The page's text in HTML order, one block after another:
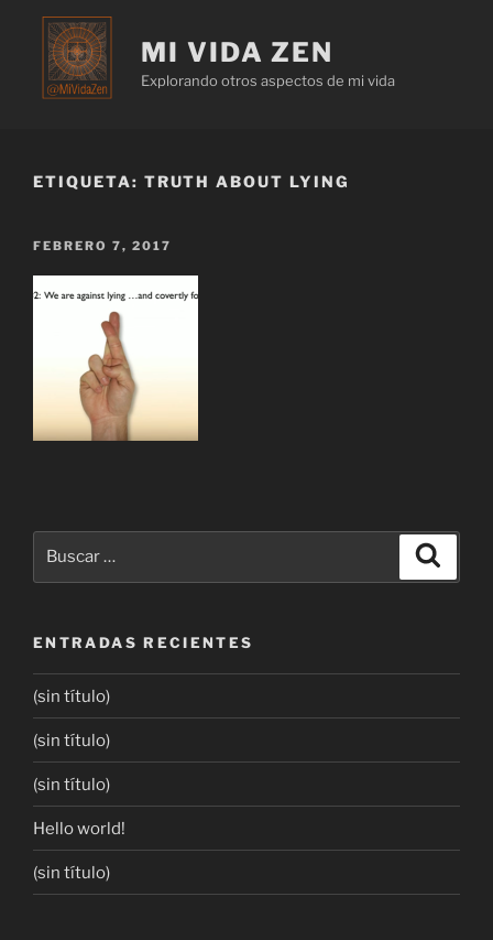
MI VIDA ZEN
Explorando otros aspectos de mi vida
ETIQUETA: TRUTH ABOUT LYING
FEBRERO 7, 2017
ENTRADAS RECIENTES
(sin título)
(sin título)
(sin título)
Hello world!
(sin título)